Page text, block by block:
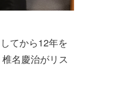
てから12年を
名慶治がリス